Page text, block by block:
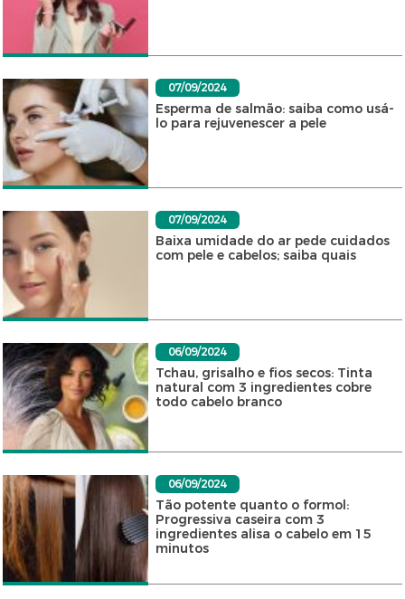
07/09/2024
Esperma de salmão: saiba como usá-
lo para rejuvenescer a pele
07/09/2024
Baixa umidade do ar pede cuidados
com pele e cabelos; saiba quais
06/09/2024
Tchau, grisalho e fios secos: Tinta
natural com 3 ingredientes cobre
todo cabelo branco
06/09/2024
Tão potente quanto o formol:
Progressiva caseira com 3
ingredientes alisa o cabelo em 15
minutos